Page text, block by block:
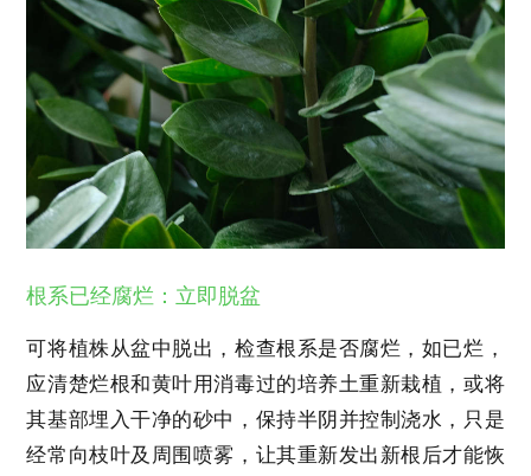
根系已经腐烂：立即脱盆
可将植株从盆中脱出，检查根系是否腐烂，如已烂，
应清楚烂根和黄叶用消毒过的培养土重新栽植，或将
其基部埋入干净的砂中，保持半阴并控制浇水，只是
经常向枝叶及周围喷雾，让其重新发出新根后才能恢